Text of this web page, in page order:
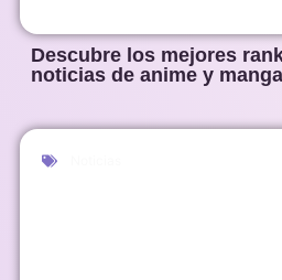
Descubre los mejores
noticias de anime y